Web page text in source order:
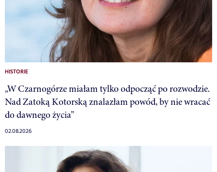
HISTORIE
„W Czarnogórze miałam tylko odpocząć po rozwodzie.
Nad Zatoką Kotorską znalazłam powód, by nie wracać
do dawnego życia”
02.08.2026